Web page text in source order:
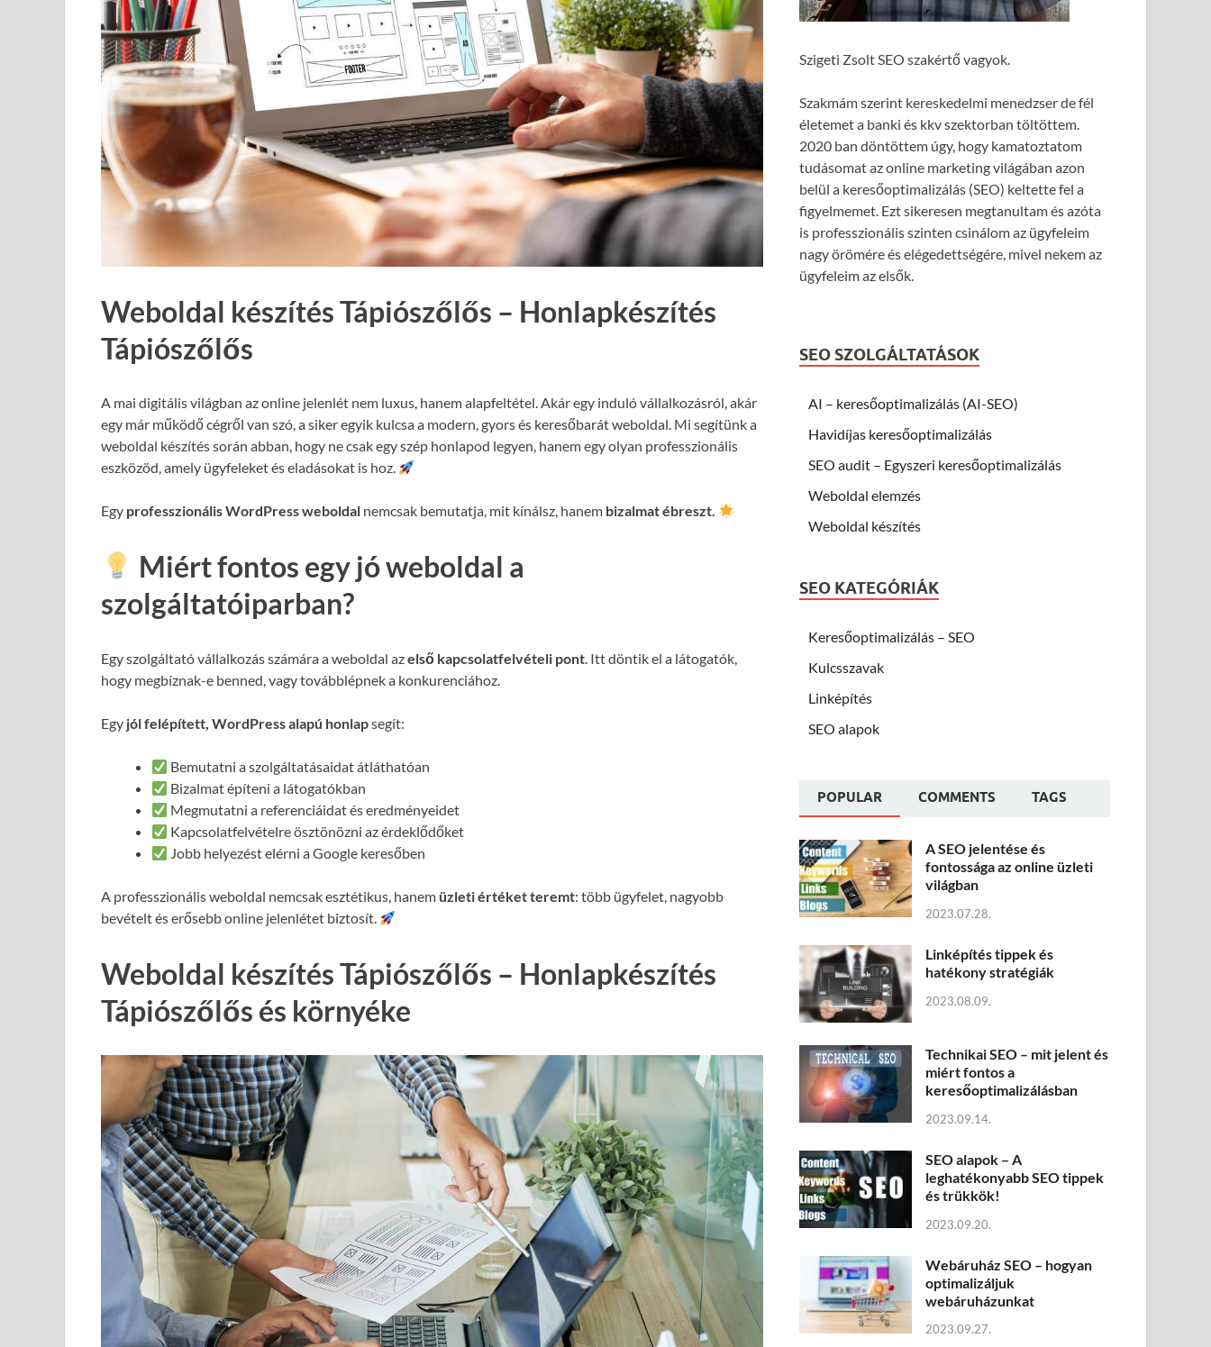
Weboldal készítés Tápiószőlős – Honlapkészítés
Tápiószőlős
A mai digitális világban az online jelenlét nem luxus, hanem alapfeltétel. Akár egy induló vállalkozásról, akár
egy már működő cégről van szó, a siker egyik kulcsa a modern, gyors és keresőbarát weboldal. Mi segítünk a
weboldal készítés során abban, hogy ne csak egy szép honlapod legyen, hanem egy olyan professzionális
eszközöd, amely ügyfeleket és eladásokat is hoz.
Egy professzionális WordPress weboldal nemcsak bemutatja, mit kínálsz, hanem bizalmat ébreszt.
Miért fontos egy jó weboldal a
szolgáltatóiparban?
Egy szolgáltató vállalkozás számára a weboldal azelső kapcsolatfelvételi pont. Itt döntik el a látogatók,
hogy megbíznak-e benned, vagy továbblépnek a konkurenciához.
Egy jól felépített, WordPress alapú honlapsegít:
Bemutatni a szolgáltatásaidat átláthatóan
Bizalmat építeni a látogatókban
Megmutatni a referenciáidat és eredményeidet
Kapcsolatfelvételre ösztönözni az érdeklődőket
Jobb helyezést elérni a Google keresőben
A professzionális weboldal nemcsak esztétikus, hanem üzleti értéket teremt: több ügyfelet, nagyobb
bevételt és erősebb online jelenlétet biztosít.
Weboldal készítés Tápiószőlős – Honlapkészítés
Tápiószőlős és környéke
Szigeti Zsolt SEO szakértő vagyok.
Szakmám szerint kereskedelmi menedzser de fél
életemet a banki és kkv szektorban töltöttem.
2020 ban döntöttem úgy, hogy kamatoztatom
tudásomat az online marketing világában azon
belül a keresőoptimalizálás (SEO) keltette fel a
figyelmemet. Ezt sikeresen megtanultam és azóta
is professzionális szinten csinálom az ügyfeleim
nagy örömére és elégedettségére, mivel nekem az
ügyfeleim az elsők.
SEO SZOLGÁLTATÁSOK
AI – keresőoptimalizálás (AI-SEO)
Havidíjas keresőoptimalizálás
SEO audit – Egyszeri keresőoptimalizálás
Weboldal elemzés
Weboldal készítés
SEO KATEGÓRIÁK
Keresőoptimalizálás – SEO
Kulcsszavak
Linképítés
SEO alapok
POPULAR COMMENTS TAGS
A SEO jelentése és
fontossága az online üzleti
világban
2023.07.28.
Linképítés tippek és
hatékony stratégiák
2023.08.09.
Technikai SEO – mit jelent és
miért fontos a
keresőoptimalizálásban
2023.09.14.
SEO alapok – A
leghatékonyabb SEO tippek
és trükkök!
2023.09.20.
Webáruház SEO – hogyan
optimalizáljuk
webáruházunkat
2023.09.27.